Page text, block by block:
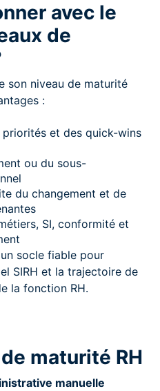
avec le
de
son niveau de maturité
:
et des quick-wins
ou du sous-
du changement et de
SI, conformité et
socle fiable pour
SIRH et la trajectoire de
la fonction RH.
maturité RH
manuelle